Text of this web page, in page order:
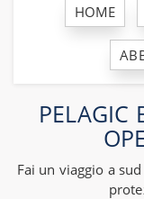
HOME
PELAGIC
Fai un viaggio a